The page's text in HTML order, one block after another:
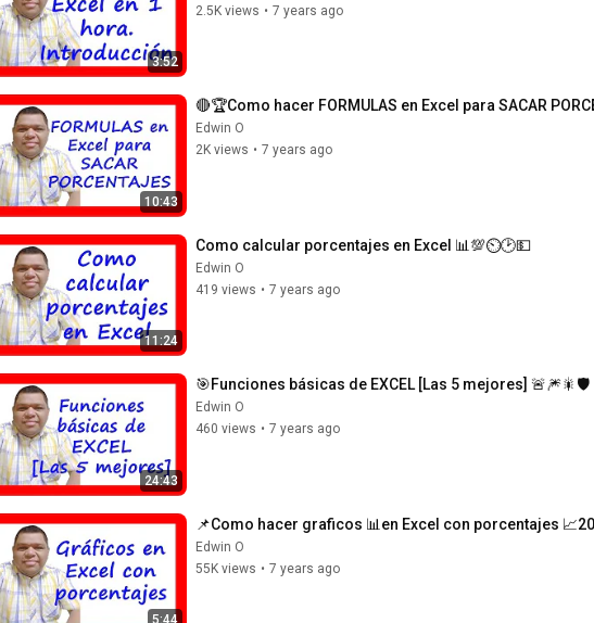
3:52
2.5K views • 7 years ago
10:43
🔴🏆Como hacer FORMULAS en Excel para SACAR
Edwin O
2K views • 7 years ago
11:24
Como calcular porcentajes en Excel 📊💯⏲🕑💵
Edwin O
419 views • 7 years ago
24:43
🎯Funciones básicas de EXCEL [Las 5 mejores] 🚨🎆🎇🛡
Edwin O
460 views • 7 years ago
5:44
📌Como hacer graficos 📊en Excel con porcentajes
Edwin O
55K views • 7 years ago